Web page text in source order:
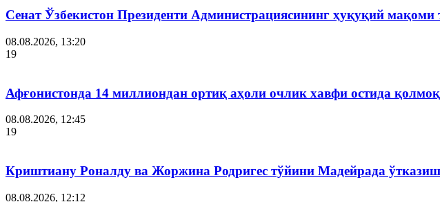
Сенат Ўзбекистон Президенти Администрациясининг ҳуқуқий
08.08.2026, 13:20
19
Афғонистонда 14 миллиондан ортиқ аҳоли очлик хавфи остида
08.08.2026, 12:45
19
Криштиану Роналду ва Жоржина Родригес тўйини Мадейрада
08.08.2026, 12:12